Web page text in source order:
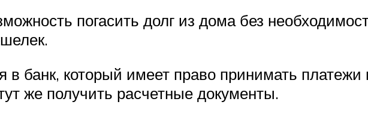
погасить долг из дома без
банк, который имеет право принимать
же получить расчетные документы.